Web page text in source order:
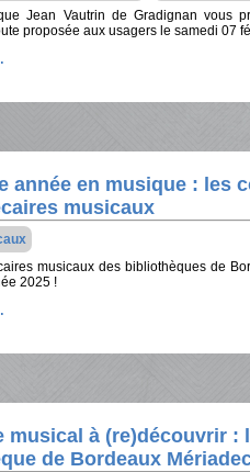
Jean Vautrin de Gradignan vous
proposée aux usagers le samedi 07
année en musique : les
musicaux
musicaux des bibliothèques de
2025 !
musical à (re)découvrir :
de Bordeaux